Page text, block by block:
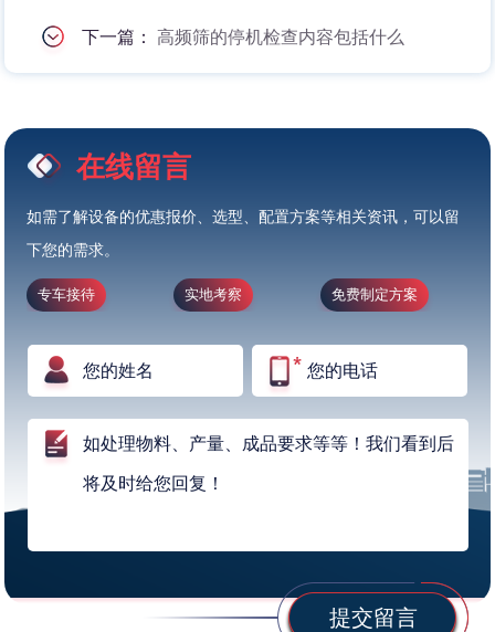
下一篇：高频筛的停机检查内容包括什么
在线留言
如需了解设备的优惠报价、选型、配置方案等相关资讯，可以留
下您的需求。
专车接待 实地考察 免费制定方案
提交留言